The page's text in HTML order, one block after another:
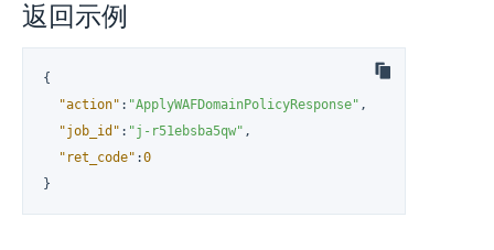
返回示例
{
"action" : "ApplyWAFDomainPolicyResponse" ,
"job_id" : "j-r51ebsba5qw" ,
"ret_code" :0
}